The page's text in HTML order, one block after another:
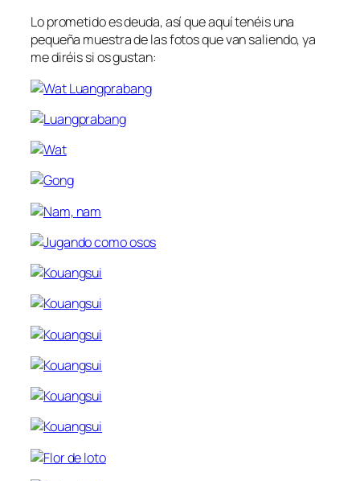
Lo prometido es deuda, así que aquí tenéis una
pequeña muestra de las fotos que van saliendo, ya
me diréis si os gustan: